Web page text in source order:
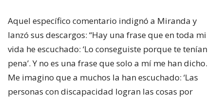
Aquel específico comentario indignó a Miranda y
lanzó sus descargos: “Hay una frase que en toda mi
vida he escuchado: ‘Lo conseguiste porque te tenían
pena’. Y no es una frase que solo a mí me han dicho.
Me imagino que a muchos la han escuchado: ‘Las
personas con discapacidad logran las cosas por